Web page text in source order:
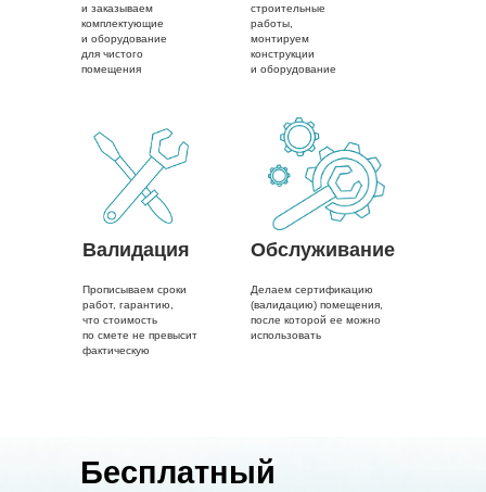
и заказываем
комплектующие
и оборудование
для чистого
помещения
Прописываем сроки
работ, гарантию,
что стоимость
по смете не превысит
фактическую
строительные
работы,
монтируем
конструкции
и оборудование
Делаем сертификацию
(валидацию) помещения,
после которой ее можно
использовать
Валидация Обслуживание
Бесплатный